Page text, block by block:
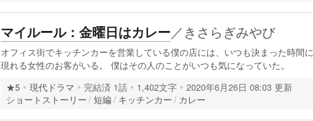
マイルール：金曜日はカレー／ きさらぎみやび
オフィス街でキッチンカーを営業している僕の店には、いつも決まった時間に
現れる女性のお客がいる。 僕はその人のことがいつも気になっていた。
★5 現代ドラマ 完結済 1話 1,402文字
2020年6月26日 08:03 更新
ショートストーリー
短編 キッチンカー カレー